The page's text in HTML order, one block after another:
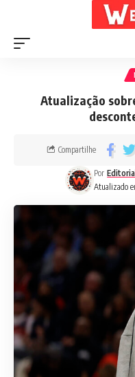
Atualização
Atualizado
Por
Compartilhe